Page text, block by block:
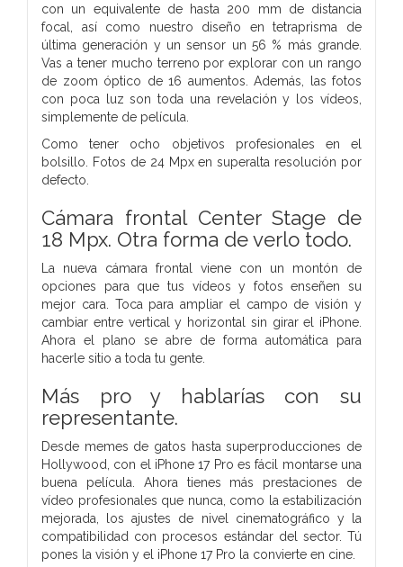
con un equivalente de hasta 200 mm de distancia
focal, así como nuestro diseño en tetraprisma de
última generación y un sensor un 56 % más grande.
Vas a tener mucho terreno por explorar con un rango
de zoom óptico de 16 aumentos. Además, las fotos
con poca luz son toda una revelación y los vídeos,
simplemente de película.
Como tener ocho objetivos profesionales en el
bolsillo. Fotos de 24 Mpx en superalta resolución por
defecto.
Cámara frontal Center Stage de
18 Mpx. Otra forma de verlo todo.
La nueva cámara frontal viene con un montón de
opciones para que tus vídeos y fotos enseñen su
mejor cara. Toca para ampliar el campo de visión y
cambiar entre vertical y horizontal sin girar el iPhone.
Ahora el plano se abre de forma automática para
hacerle sitio a toda tu gente.
Más pro y hablarías con su
representante.
Desde memes de gatos hasta superproducciones de
Hollywood, con el iPhone 17 Pro es fácil montarse una
buena película. Ahora tienes más prestaciones de
vídeo profesionales que nunca, como la estabilización
mejorada, los ajustes de nivel cinematográfico y la
compatibilidad con procesos estándar del sector. Tú
pones la visión y el iPhone 17 Pro la convierte en cine.